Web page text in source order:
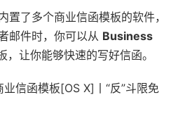
置了多个商业信函模板的软件，
邮件时，你可以从 Business
，让你能够快速的写好信函。